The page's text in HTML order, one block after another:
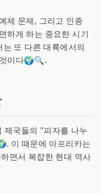
제 문제, 그리고 인종
하게 하는 중요한 시기
또 다른 대륙에서의
이다🌍🔍.
제국들의 "피자를 나누
이 때문에 아프리카는
면서 복잡한 현대 역사